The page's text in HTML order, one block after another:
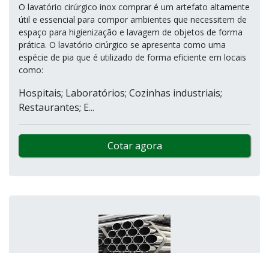
O lavatório cirúrgico inox comprar é um artefato altamente
útil e essencial para compor ambientes que necessitem de
espaço para higienização e lavagem de objetos de forma
prática. O lavatório cirúrgico se apresenta como uma
espécie de pia que é utilizado de forma eficiente em locais
como:
Hospitais; Laboratórios; Cozinhas industriais;
Restaurantes; E...
Cotar agora